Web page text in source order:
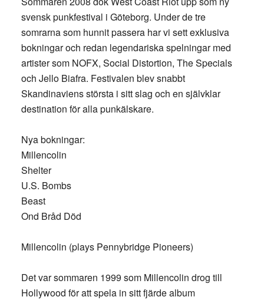
svensk punkfestival i Göteborg. Under de tre
somrarna som hunnit passera har vi sett exklusiva
bokningar och redan legendariska spelningar med
artister som NOFX, Social Distortion, The Specials
och Jello Biafra. Festivalen blev snabbt
Skandinaviens största i sitt slag och en självklar
destination för alla punkälskare.
Nya bokningar:
Millencolin
Shelter
U.S. Bombs
Beast
Ond Bråd Död
Millencolin (plays Pennybridge Pioneers)
Det var sommaren 1999 som Millencolin drog till
Hollywood för att spela in sitt fjärde album